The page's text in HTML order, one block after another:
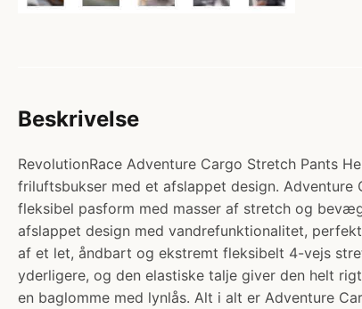
Beskrivelse
RevolutionRace Adventure Cargo Stretch Pants
friluftsbukser med et afslappet design.
fleksibel pasform med masser af stretch og
afslappet design med vandrefunktionalitet,
af et let, åndbart og ekstremt fleksibelt 4-vejs
yderligere, og den elastiske talje giver den helt
en baglomme med lynlås. Alt i alt er Adventure